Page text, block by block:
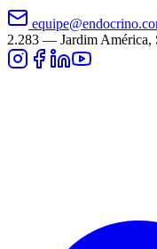
2.283 — Jardim América,